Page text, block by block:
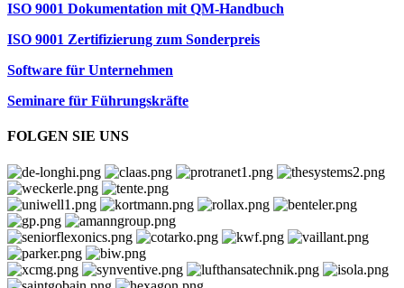
ISO 9001 Dokumentation mit QM-Handbuch
ISO 9001 Zertifizierung zum Sonderpreis
Software für Unternehmen
Seminare für Führungskräfte
FOLGEN SIE UNS